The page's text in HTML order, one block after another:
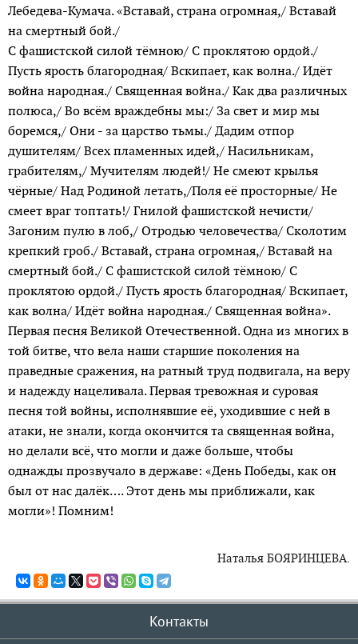
Лебедева-Кумача. «Вставай, страна огромная,/ Вставай
на смертный бой./
С фашистской силой тёмною/ С проклятою ордой./
Пусть ярость благородная/ Вскипает, как волна./ Идёт
война народная./ Священная война./ Как два различных
полюса,/ Во всём враждебны мы:/ За свет и мир мы
боремся,/ Они - за царство тьмы./ Дадим отпор
душителям/ Всех пламенных идей,/ Насильникам,
грабителям,/ Мучителям людей!/ Не смеют крылья
чёрные/ Над Родиной летать,/Поля её просторные/ Не
смеет враг топтать!/ Гнилой фашистской нечис­ти/
Загоним пулю в лоб,/ Отродью человечества/ Сколотим
крепкий гроб./ Вставай, страна огромная,/ Вставай на
смертный бой./ С фашистской силой тёмною/ С
проклятою ордой./ Пусть ярость благородная/ Вскипает,
как волна/ Идёт война народная./ Священная война».
Первая песня Великой Отечественной. Одна из многих в
той битве, что вела наши старшие поколения на
праведные сражения, на ратный труд подвигала, на веру
и надежду нацеливала. Первая тревожная и суровая
песня той войны, исполнявшие её, уходившие с ней в
атаки, не знали, когда окончится та священная война,
но делали всё, что могли и даже больше, чтобы
однажды прозвучало в державе: «День Победы, как он
был от нас далёк…. Этот день мы приближали, как
могли»! Помним!
Наталья БОЯРИНЦЕВА.
Контакты